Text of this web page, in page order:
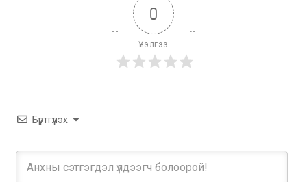
0
Үнэлгээ
Бүртгүүлэх